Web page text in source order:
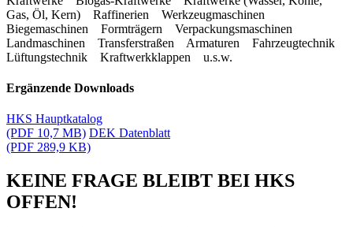
Gas, Öl, Kern) Raffinerien Werkzeugmaschinen
Biegemaschinen Formträgern Verpackungsmaschinen
Landmaschinen Transferstraßen Armaturen Fahrzeugtechnik
Lüftungstechnik Kraftwerkklappen u.s.w.
Ergänzende Downloads
HKS Hauptkatalog
(PDF 10,7 MB) DEK Datenblatt
(PDF 289,9 KB)
KEINE FRAGE BLEIBT BEI HKS
OFFEN!